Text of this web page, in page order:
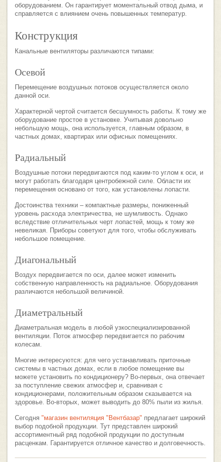
оборудованием. Он гарантирует моментальный отвод дыма, и
справляется с влиянием очень повышенных температур.
Конструкция
Канальные вентиляторы различаются типами:
Осевой
Перемещение воздушных потоков осуществляется около
данной оси.
Характерной чертой считается бесшумность работы. К тому же
оборудование простое в установке. Учитывая довольно
небольшую мощь, она используется, главным образом, в
частных домах, квартирах или офисных помещениях.
Радиальный
Воздушные потоки передвигаются под каким-то углом к оси, и
могут работать благодаря центробежной силе. Области их
перемещения основано от того, как установлены лопасти.
Достоинства техники – компактные размеры, пониженный
уровень расхода электричества, не шумливость. Однако
вследствие отличительных черт лопастей, мощь к тому же
невеликая. Приборы советуют для того, чтобы обслуживать
небольшое помещение.
Диагональный
Воздух передвигается по оси, далее может изменить
собственную направленность на радиальное. Оборудования
различаются небольшой величиной.
Диаметральный
Диаметральная модель в любой узкоспециализированной
вентиляции. Поток атмосфер передвигается по рабочим
колесам.
Многие интересуются: для чего устанавливать приточные
системы в частных домах, если в любое помещение вы
можете установить по кондиционеру? Во-первых, она отвечает
за поступление свежих атмосфер и, сравнивая с
кондиционерами, положительным образом сказывается на
здоровье. Во-вторых, может выводить до 80% пыли из жилья.
Сегодня "магазин вентиляция "Вентбазар" предлагает широкий
выбор подобной продукции. Тут представлен широкий
ассортиментный ряд подобной продукции по доступным
расценкам. Гарантируется отличное качество и долговечность.